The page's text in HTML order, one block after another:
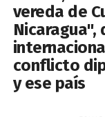
vereda de
Nicaragua",
conflicto
y ese país